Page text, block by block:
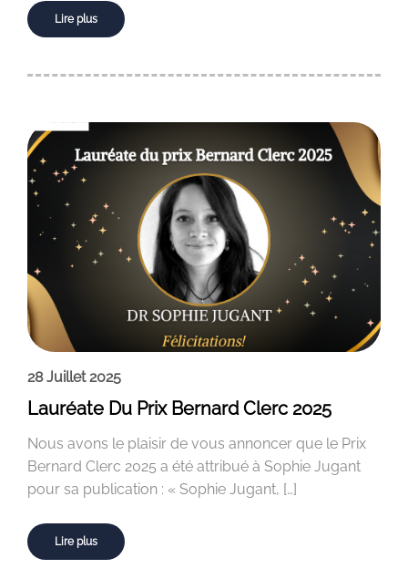
Lire plus
28 Juillet 2025
Lauréate Du Prix Bernard Clerc 2025
Nous avons le plaisir de vous annoncer que le Prix
Bernard Clerc 2025 a été attribué à Sophie Jugant
pour sa publication : « Sophie Jugant, […]
Lire plus